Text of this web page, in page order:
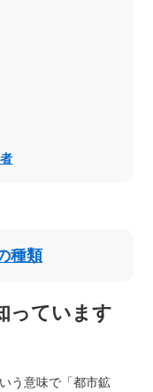
種類
っています
う意味で「都市鉱